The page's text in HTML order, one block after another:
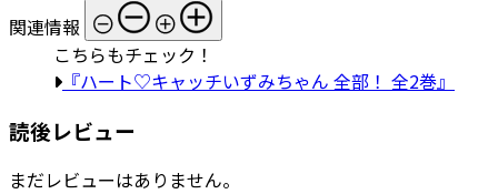
関連情報
こちらもチェック！
『ハート♡キャッチいずみちゃん 全部！ 全2巻』
読後レビュー
まだレビューはありません。